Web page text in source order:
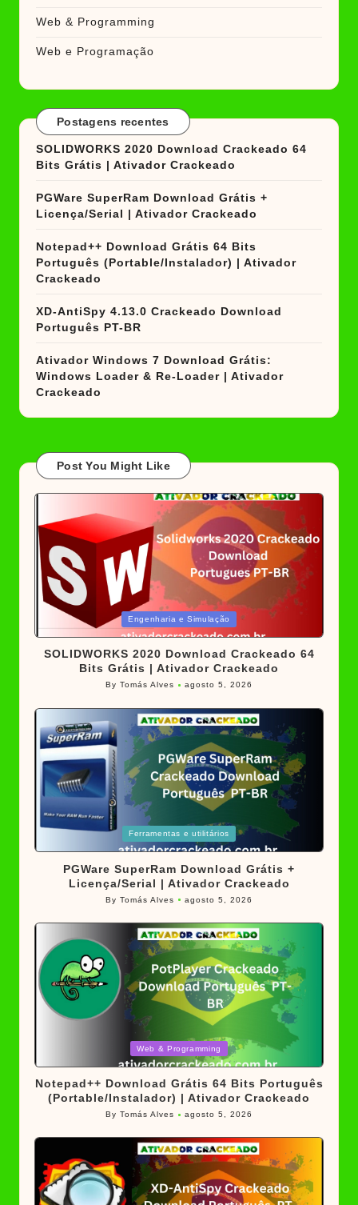
Web & Programming
Web e Programação
Postagens recentes
SOLIDWORKS 2020 Download Crackeado 64
Bits Grátis | Ativador Crackeado
PGWare SuperRam Download Grátis +
Licença/Serial | Ativador Crackeado
Notepad++ Download Grátis 64 Bits
Português (Portable/Instalador) | Ativador
Crackeado
XD-AntiSpy 4.13.0 Crackeado Download
Português PT-BR
Ativador Windows 7 Download Grátis:
Windows Loader & Re-Loader | Ativador
Crackeado
Post You Might Like
Posted
in
Engenharia e Simulação
SOLIDWORKS 2020 Download Crackeado 64
Bits Grátis | Ativador Crackeado
Posted
ByTomás Alves agosto 5, 2026
Posted
in
Ferramentas e utilitários
PGWare SuperRam Download Grátis +
Licença/Serial | Ativador Crackeado
Posted
ByTomás Alves agosto 5, 2026
in
Web & Programming
Notepad++ Download Grátis 64 Bits Português
(Portable/Instalador) | Ativador Crackeado
Posted
ByTomás Alves agosto 5, 2026